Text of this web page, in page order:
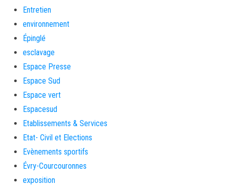
Entretien
environnement
Épinglé
esclavage
Espace Presse
Espace Sud
Espace vert
Espacesud
Etablissements & Services
Etat- Civil et Elections
Evènements sportifs
Évry-Courcouronnes
exposition